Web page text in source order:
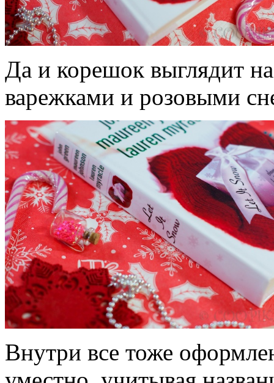
Да и корешок выглядит
варежками и розовыми
Внутри все тоже